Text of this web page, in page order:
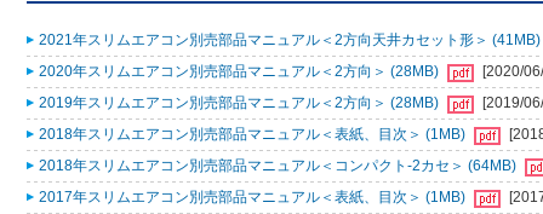
2021年スリムエアコン別売部品マニュアル＜2方向天井カセット形＞ (41MB)
2020年スリムエアコン別売部品マニュアル＜2方向＞ (28MB)
[2020/
2019年スリムエアコン別売部品マニュアル＜2方向＞ (28MB)
[2019/
2018年スリムエアコン別売部品マニュアル＜表紙、目次＞ (1MB)
2018年スリムエアコン別売部品マニュアル＜コンパクト-2カセ＞ (64MB)
2017年スリムエアコン別売部品マニュアル＜表紙、目次＞ (1MB)